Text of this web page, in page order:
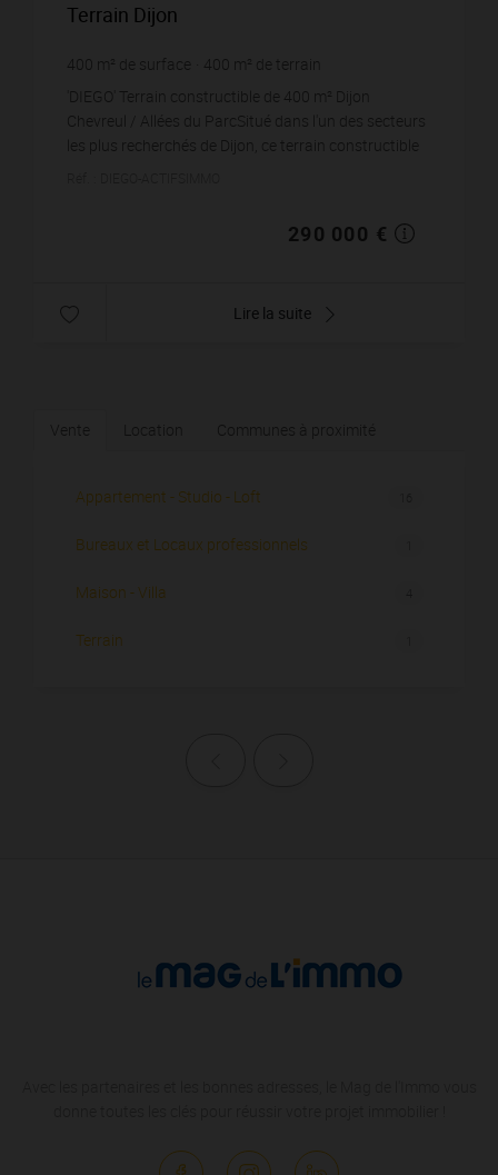
Terrain Dijon
400 m² de surface 400 m² de terrain
725 €prix / m²
'DIEGO' Terrain constructible de 400 m² Dijon
Chevreul / Allées du ParcSitué dans l'un des secteurs
les plus recherchés de Dijon, ce terrain constructible
290 000 €
Lire la suite
Vente Location Communes à proximité
Appartement - Studio - Loft
Bureaux et Locaux professionnels
Maison - Villa
Terrain